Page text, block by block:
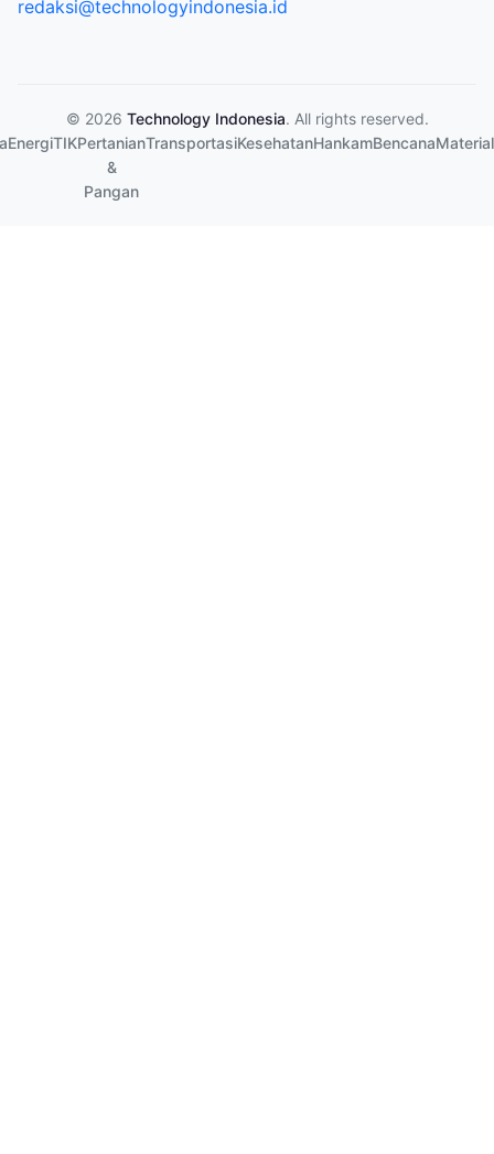
redaksi@technologyindonesia.id
© 2026 Technology Indonesia. All rights reserved.
EnergiTIKPertanian
&
Pangan
TransportasiKesehatanHankamBencanaMaterial